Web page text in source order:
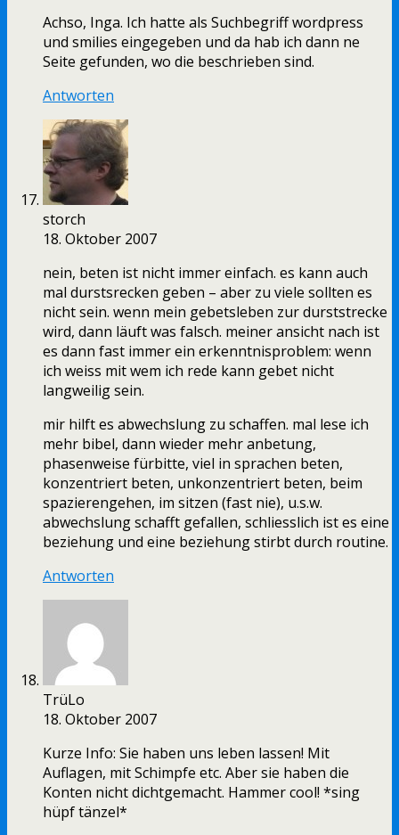
Achso, Inga. Ich hatte als Suchbegriff wordpress
und smilies eingegeben und da hab ich dann ne
Seite gefunden, wo die beschrieben sind.
Antworten
storch
18. Oktober 2007
nein, beten ist nicht immer einfach. es kann auch
mal durstsrecken geben – aber zu viele sollten es
nicht sein. wenn mein gebetsleben zur durststrecke
wird, dann läuft was falsch. meiner ansicht nach ist
es dann fast immer ein erkenntnisproblem: wenn
ich weiss mit wem ich rede kann gebet nicht
langweilig sein.
mir hilft es abwechslung zu schaffen. mal lese ich
mehr bibel, dann wieder mehr anbetung,
phasenweise fürbitte, viel in sprachen beten,
konzentriert beten, unkonzentriert beten, beim
spazierengehen, im sitzen (fast nie), u.s.w.
abwechslung schafft gefallen, schliesslich ist es eine
beziehung und eine beziehung stirbt durch routine.
Antworten
TrüLo
18. Oktober 2007
Kurze Info: Sie haben uns leben lassen! Mit
Auflagen, mit Schimpfe etc. Aber sie haben die
Konten nicht dichtgemacht. Hammer cool! *sing
hüpf tänzel*